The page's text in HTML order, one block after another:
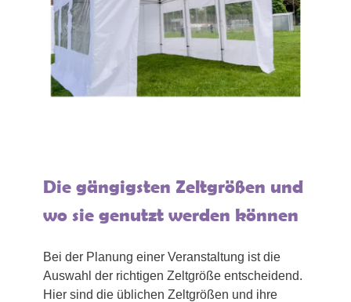
Die gängigsten Zeltgrößen und
wo sie genutzt werden können
Bei der Planung einer Veranstaltung ist die
Auswahl der richtigen Zeltgröße entscheidend.
Hier sind die üblichen Zeltgrößen und ihre